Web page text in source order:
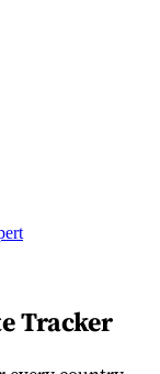
Tracker